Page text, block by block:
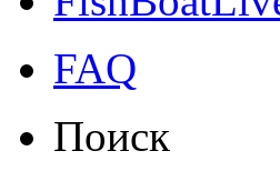
FAQ
Поиск